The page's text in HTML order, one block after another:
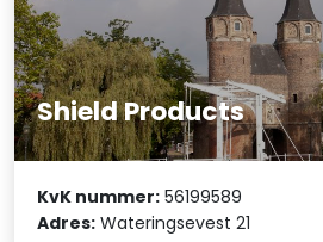
Shield Products
KvK nummer: 56199589
Adres: Wateringsevest 21